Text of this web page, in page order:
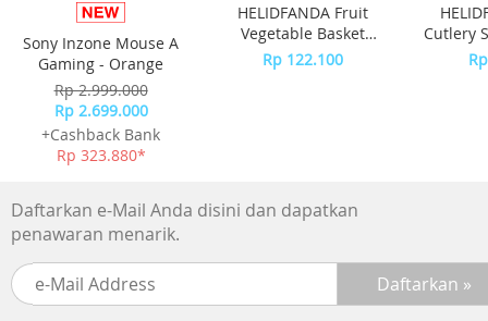
Sony Inzone Mouse A
Gaming - Orange
Rp 2.999.000
Rp 2.699.000
+Cashback Bank
Rp 323.880*
HELIDFANDA Fruit
Vegetable Basket
Keranjang Cuci Buah
Sayur Motif Bear
Rp 122.100
Cutlery
Daftarkan e-Mail Anda disini dan dapatkan
penawaran menarik.